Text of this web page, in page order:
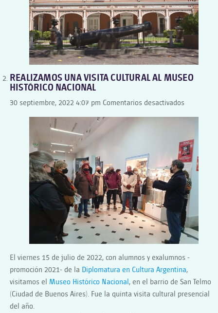
REALIZAMOS UNA VISITA CULTURAL AL MUSEO
HISTÓRICO NACIONAL
30 septiembre, 2022 4:07 pm Comentarios desactivadosen
VISITA
CULTURAL
AL
MUSEO
HISTÓRICO
NACIONAL
El viernes 15 de julio de 2022, con alumnos y exalumnos -
promoción 2021- de la Diplomatura en Cultura Argentina,
visitamos el Museo Histórico Nacional , en el barrio de San Telmo
(Ciudad de Buenos Aires). Fue la quinta visita cultural presencial
del año.